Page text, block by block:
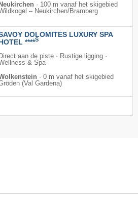
Neukirchen · 100 m vanaf het skigebied
– Neukirchen/​Bramberg
DOLOMITES LUXURY SPA
****S
Direct aan de piste · Rustige ligging ·
& Spa
· 0 m vanaf het skigebied
(Val Gardena)